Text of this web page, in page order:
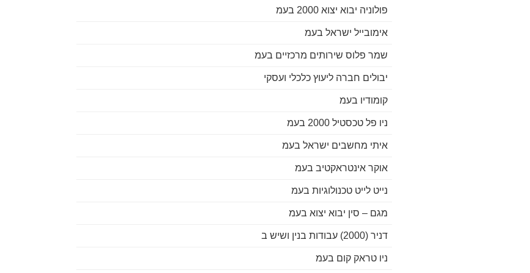
פולוניה יבוא יצוא 2000 בעמ
אימובייל ישראל בעמ
שמר פלוס שירותים מרכזיים בעמ
יבולים חברה ליעוץ כלכלי ועסקי
קומודיו בעמ
ניו פל טכסטיל 2000 בעמ
איתי מחשבים ישראל בעמ
אוקר אינטראקטיב בעמ
נייט לייט טכנולוגיות בעמ
מגם – סין יבוא יצוא בעמ
דניר (2000) עבודות בנין ושיש ב
ניו טראק קום בעמ